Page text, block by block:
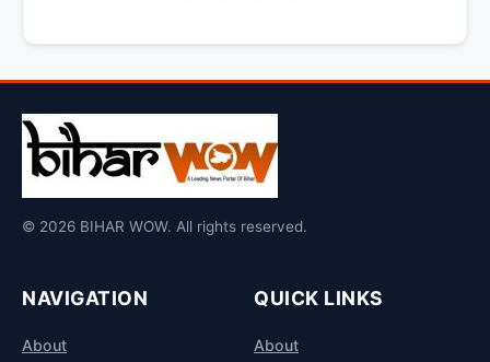
© 2026 BIHAR WOW. All rights reserved.
NAVIGATION
About
QUICK LINKS
About